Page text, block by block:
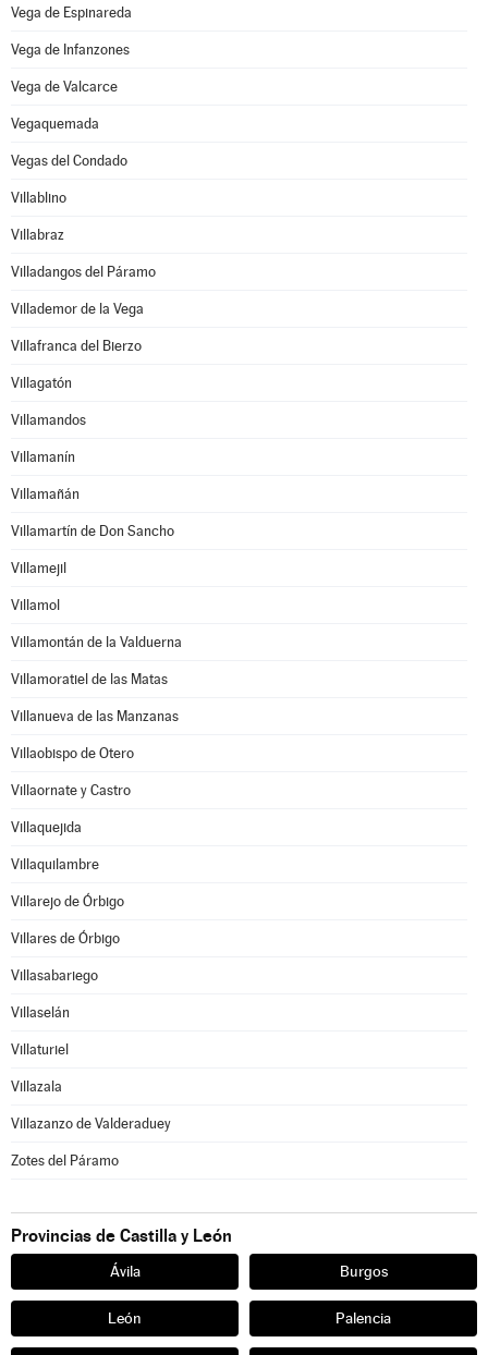
Vega de Espinareda
Vega de Infanzones
Vega de Valcarce
Vegaquemada
Vegas del Condado
Villablino
Villabraz
Villadangos del Páramo
Villademor de la Vega
Villafranca del Bierzo
Villagatón
Villamandos
Villamanín
Villamañán
Villamartín de Don Sancho
Villamejil
Villamol
Villamontán de la Valduerna
Villamoratiel de las Matas
Villanueva de las Manzanas
Villaobispo de Otero
Villaornate y Castro
Villaquejida
Villaquilambre
Villarejo de Órbigo
Villares de Órbigo
Villasabariego
Villaselán
Villaturiel
Villazala
Villazanzo de Valderaduey
Zotes del Páramo
Provincias de Castilla y León
Ávila Burgos
León Palencia